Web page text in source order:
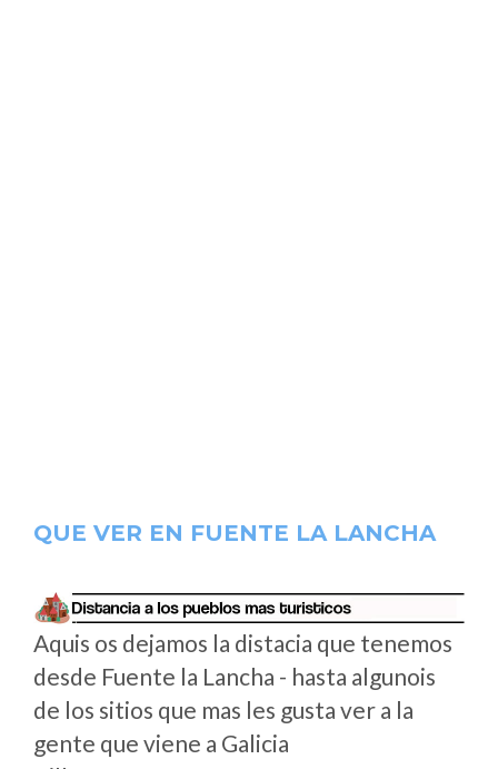
QUE VER EN FUENTE LA LANCHA
Aquis os dejamos la distacia que tenemos
desde Fuente la Lancha - hasta algunois
de los sitios que mas les gusta ver a la
gente que viene a Galicia